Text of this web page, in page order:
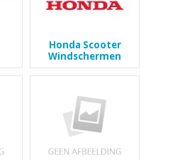
Honda Scooter
Windschermen